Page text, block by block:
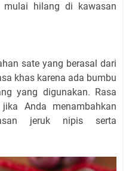
mulai hilang di kawasan
sate yang berasal dari
khas karena ada bumbu
yang digunakan. Rasa
Anda menambahkan
jeruk nipis serta